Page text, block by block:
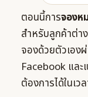
ตอนนี้การจองห
สำหรับลูกค้าต่า
จองด้วยตัวเอง
Facebook และ
ต้องการได้ในเว